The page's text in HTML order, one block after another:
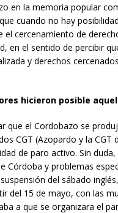
en la memoria popular
cuando no hay
el cercenamiento de
en el sentido de percibir
y derechos
hicieron posible
que el Cordobazo se
CGT (Azopardo y la
de paro activo. Sin
Córdoba y problemas
del sábado
del 15 de mayo, con las
a que se organizara el